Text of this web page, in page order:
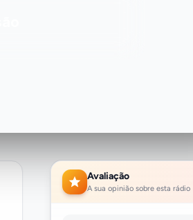
Avaliação
A sua opinião sobre esta rádio